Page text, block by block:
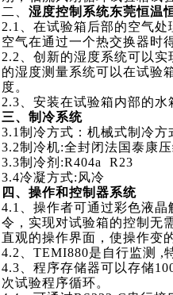
二、湿度控制系统东莞恒温
2.1 、在试验箱后部的空气
空气在通过一个热交换器时
2.2、创新的湿度系统可以
的湿度测量系统可以在试验
度。
2.3、安装在试验箱内部的
三、制冷系统
3.1制冷方式：机械式制冷方
3.2制冷机:全封闭法国泰康
3.3制冷剂:R404a R23
3.4冷凝方式:风冷
四、操作和控制器系统
4.1 、操作者可通过彩色液
令，实现对试验箱的控制无
直观的操作界面，使操作变
4.2、TEMI880是自行监测 ,
4.3、程序存储器可以存储
次试验程序循环。